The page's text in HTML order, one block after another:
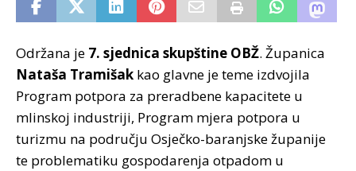
Održana je 7. sjednica skupštine OBŽ. Županica
Nataša Tramišak kao glavne je teme izdvojila
Program potpora za preradbene kapacitete u
mlinskoj industriji, Program mjera potpora u
turizmu na području Osječko-baranjske županije
te problematiku gospodarenja otpadom u